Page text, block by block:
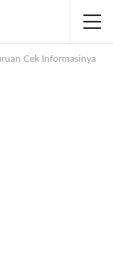
Cek Informasinya